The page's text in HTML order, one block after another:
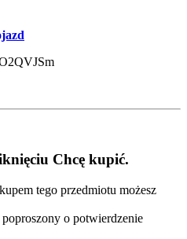
Chcę kupić.
tego przedmiotu możesz
o potwierdzenie